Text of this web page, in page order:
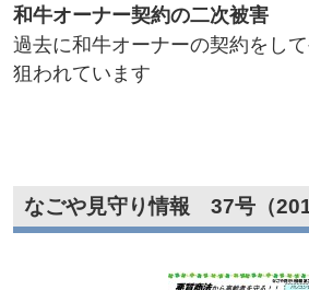
和牛オーナー契約の二次被害​
過去に和牛オーナーの契約をし
狙われています
なごや見守り情報 37号（